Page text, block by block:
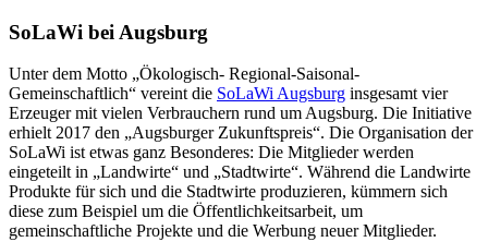
SoLaWi bei Augsburg
Unter dem Motto „Ökologisch- Regional-Saisonal-
Gemeinschaftlich“ vereint die SoLaWi Augsburg insgesamt vier
Erzeuger mit vielen Verbrauchern rund um Augsburg. Die Initiative
erhielt 2017 den „Augsburger Zukunftspreis“. Die Organisation der
SoLaWi ist etwas ganz Besonderes: Die Mitglieder werden
eingeteilt in „Landwirte“ und „Stadtwirte“. Während die Landwirte
Produkte für sich und die Stadtwirte produzieren, kümmern sich
diese zum Beispiel um die Öffentlichkeitsarbeit, um
gemeinschaftliche Projekte und die Werbung neuer Mitglieder.